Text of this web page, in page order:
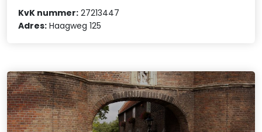
KvK nummer: 27213447
Adres: Haagweg 125